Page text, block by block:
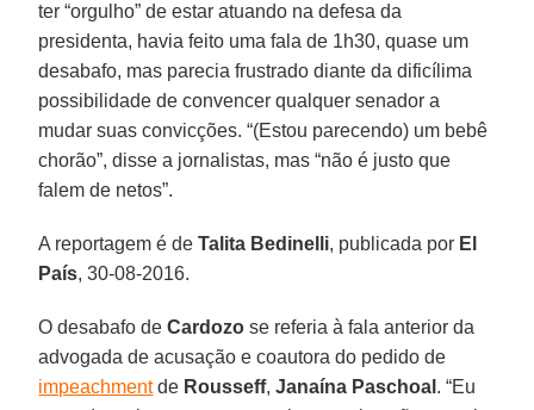
ter “orgulho” de estar atuando na defesa da
presidenta, havia feito uma fala de 1h30, quase um
desabafo, mas parecia frustrado diante da dificílima
possibilidade de convencer qualquer senador a
mudar suas convicções. “(Estou parecendo) um bebê
chorão”, disse a jornalistas, mas “não é justo que
falem de netos”.
A reportagem é deTalita Bedinelli, publicada por El
País, 30-08-2016.
O desabafo deCardozo se referia à fala anterior da
advogada de acusação e coautora do pedido de
impeachmentde Rousseff,Janaína Paschoal . “Eu